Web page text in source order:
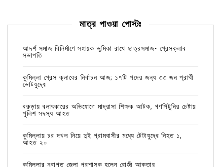
মাত্র পাওয়া পোস্টঃ
আদর্শ সমাজ বিনির্মাণে সহায়ক ভুমিকা রাখে ছাত্রসমাজ- প্রেসক্লাব
সভাপতি
কুমিল্লা প্রেস ক্লাবের নির্বাচন আজ; ১৭টি পদের জন্য ৩৩ জন প্রার্থী
ভোটযুদ্ধে
বরুড়ায় বলাৎকারের অভিযোগে মাদ্রাসা শিক্ষক আটক, গণপিটুনির চেষ্টায়
পুলিশ সদস্য আহত
কুমিল্লায় চর দখল নিয়ে দুই গ্রামবাসীর মধ্যে টেটাযুদ্ধে নিহত ১,
আহত ২০
কুমিল্লার নবাগত জেলা প্রশাসক হলেন রোজী আক্তার